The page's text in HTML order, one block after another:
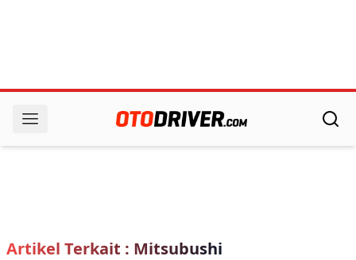
Artikel Terkait : Mitsubushi